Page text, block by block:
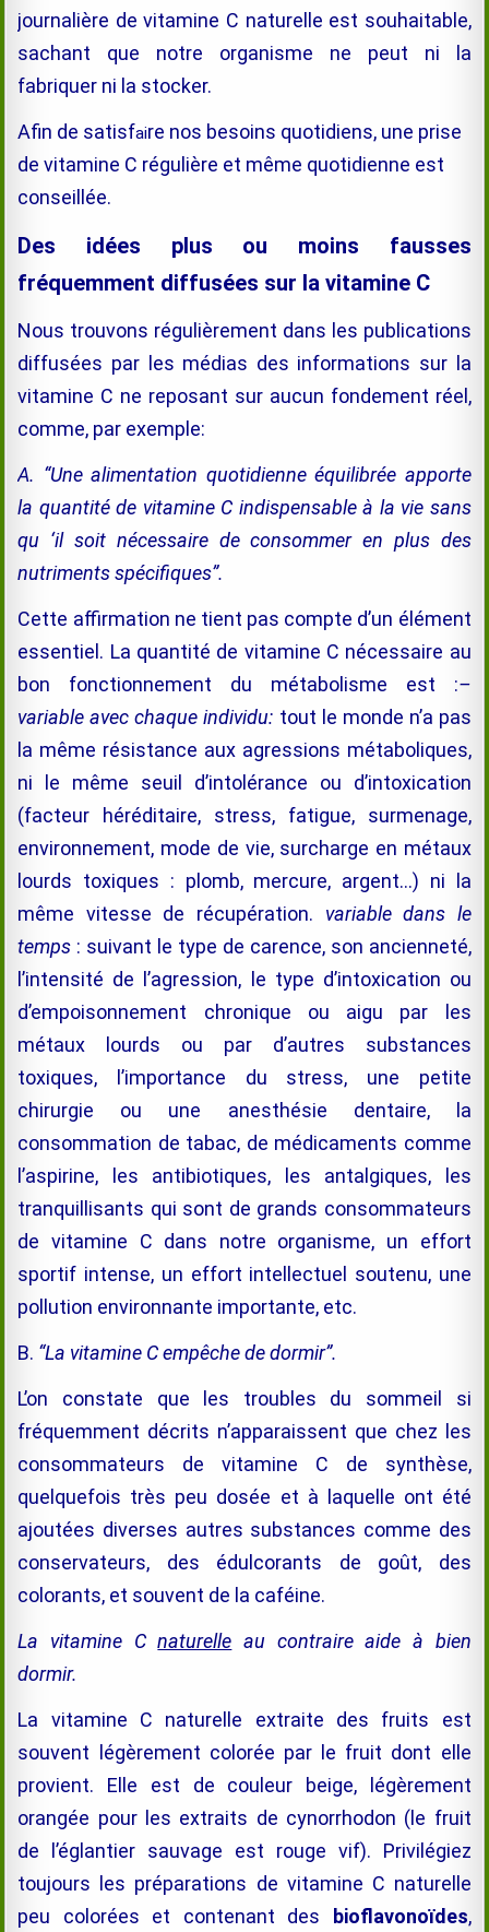
journalière de vitamine C naturelle est souhaitable,
sachant que notre organisme ne peut ni la
fabriquer ni la stocker.
Afin de satisfaire nos besoins quotidiens, une prise
de vitamine C régulière et même quotidienne est
conseillée.
Des idées plus ou moins fausses
fréquemment diffusées sur la vitamine C
Nous trouvons régulièrement dans les publications
diffusées par les médias des informations sur la
vitamine C ne reposant sur aucun fondement réel,
comme, par exemple:
A. “Une alimentation quotidienne équilibrée apporte
la quantité de vitamine C indispensable à la vie sans
qu ‘il soit nécessaire de consommer en plus des
nutriments spécifiques”.
Cette affirmation ne tient pas compte d’un élément
essentiel. La quantité de vitamine C nécessaire au
bon fonctionnement du métabolisme est :–
variable avec chaque individu: tout le monde n’a pas
la même résistance aux agressions métaboliques,
ni le même seuil d’intolérance ou d’intoxication
(facteur héréditaire, stress, fatigue, surmenage,
environnement, mode de vie, surcharge en métaux
lourds toxiques : plomb, mercure, argent…) ni la
même vitesse de récupération. variable dans le
temps : suivant le type de carence, son ancienneté,
l’intensité de l’agression, le type d’intoxication ou
d’empoisonnement chronique ou aigu par les
métaux lourds ou par d’autres substances
toxiques, l’importance du stress, une petite
chirurgie ou une anesthésie dentaire, la
consommation de tabac, de médicaments comme
l’aspirine, les antibiotiques, les antalgiques, les
tranquillisants qui sont de grands consommateurs
de vitamine C dans notre organisme, un effort
sportif intense, un effort intellectuel soutenu, une
pollution environnante importante, etc.
B. “La vitamine C empêche de dormir”.
L’on constate que les troubles du sommeil si
fréquemment décrits n’apparaissent que chez les
consommateurs de vitamine C de synthèse,
quelquefois très peu dosée et à laquelle ont été
ajoutées diverses autres substances comme des
conservateurs, des édulcorants de goût, des
colorants, et souvent de la caféine.
La vitamine Cnaturelle au contraire aide à bien
dormir.
La vitamine C naturelle extraite des fruits est
souvent légèrement colorée par le fruit dont elle
provient. Elle est de couleur beige, légèrement
orangée pour les extraits de cynorrhodon (le fruit
de l’églantier sauvage est rouge vif). Privilégiez
toujours les préparations de vitamine C naturelle
peu colorées et contenant des bioflavonoïdes,